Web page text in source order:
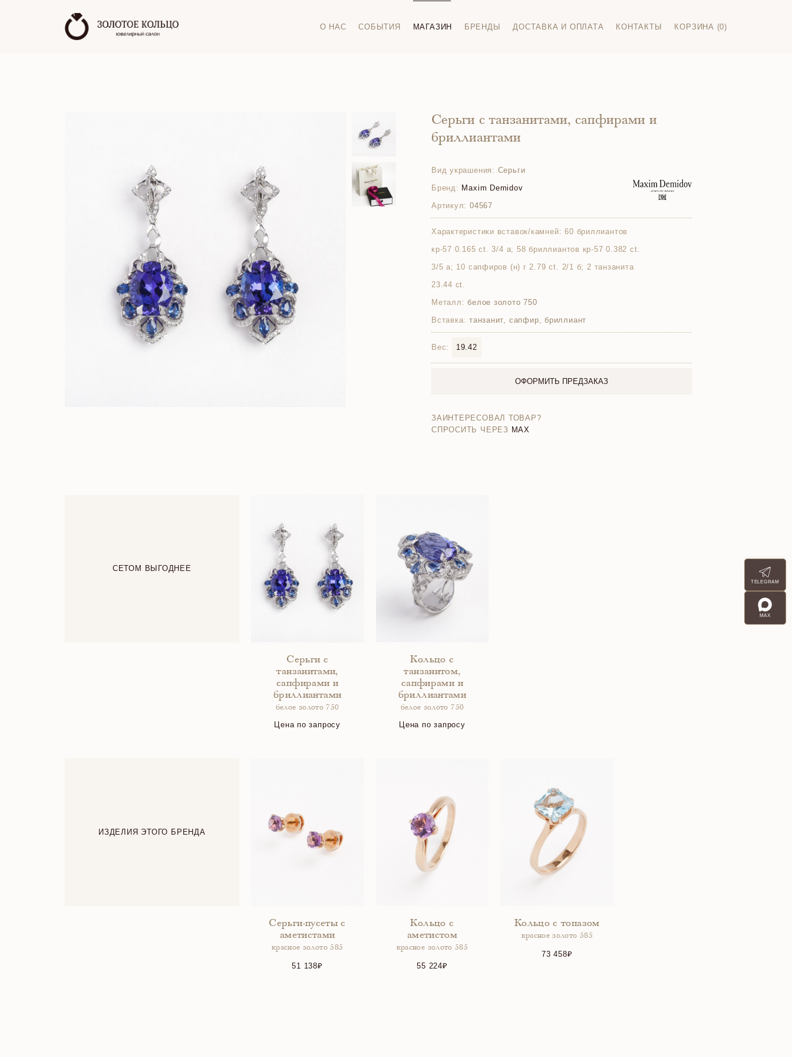
О НАС СОБЫТИЯ МАГАЗИН БРЕНДЫ ДОСТАВКА И ОПЛАТА КОНТАКТЫ КОРЗИНА (0)
Серьги с танзанитами, сапфирами и
бриллиантами
Вид украшения: Серьги
Бренд: Maxim Demidov
Артикул: 04567
Характеристики вставок/камней: 60 бриллиантов
кр-57 0.165 ct. 3/4 а; 58 бриллиантов кр-57 0.382 ct.
3/5 а; 10 сапфиров (н) г 2.79 ct. 2/1 б; 2 танзанита
23.44 ct.
Металл: белое золото 750
Вставка: танзанит, сапфир, бриллиант
Вес: 19.42
ОФОРМИТЬ ПРЕДЗАКАЗ
ЗАИНТЕРЕСОВАЛ ТОВАР?
СПРОСИТЬ ЧЕРЕЗ MAX
СЕТОМ ВЫГОДНЕЕ
Серьги с
танзанитами,
сапфирами и
бриллиантами
белое золото 750
Цена по запросу
Кольцо с
танзанитом,
сапфирами и
бриллиантами
белое золото 750
Цена по запросу
ИЗДЕЛИЯ ЭТОГО БРЕНДА
Серьги-пусеты с
аметистами
красное золото 585
51 138
Кольцо с
аметистом
красное золото 585
55 224
Кольцо с топазом
красное золото 585
73 458
TELEGRAM
MAX